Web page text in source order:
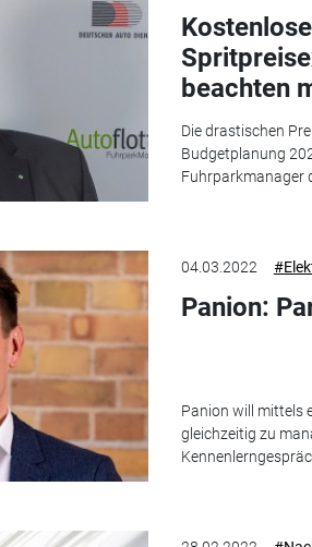
beachten
Die drastischen
Budgetplanung
Fuhrparkmanager
04.03.2022
Panion:
Panion will mittels
gleichzeitig zu